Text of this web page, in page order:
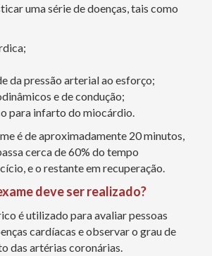
uma série de doenças, tais como
da pressão arterial ao esforço;
e de condução;
para infarto do miocárdio.
é de aproximadamente 20 minutos,
cerca de 60% do tempo
e o restante em recuperação.
deve ser realizado?
é utilizado para avaliar pessoas
cardíacas e observar o grau de
das artérias coronárias.